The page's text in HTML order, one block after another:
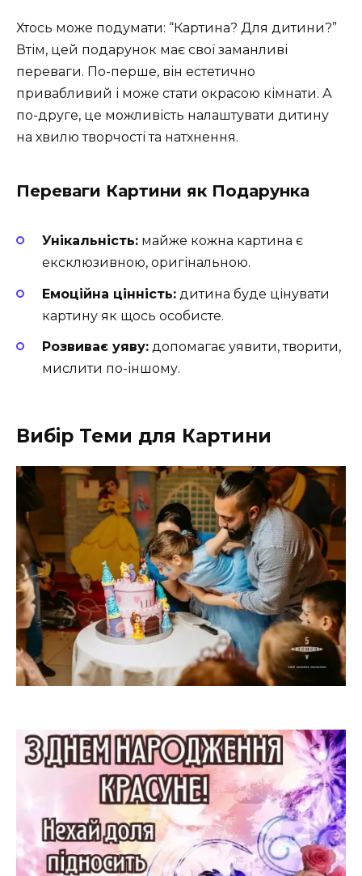
Хтось може подумати: “Картина? Для дитини?”
Втім, цей подарунок має свої заманливі
переваги. По-перше, він естетично
привабливий і може стати окрасою кімнати. А
по-друге, це можливість налаштувати дитину
на хвилю творчості та натхнення.
Переваги Картини як Подарунка
Унікальність: майже кожна картина є
ексклюзивною, оригінальною.
Емоційна цінність: дитина буде цінувати
картину як щось особисте.
Розвиває уяву: допомагає уявити, творити,
мислити по-іншому.
Вибір Теми для Картини